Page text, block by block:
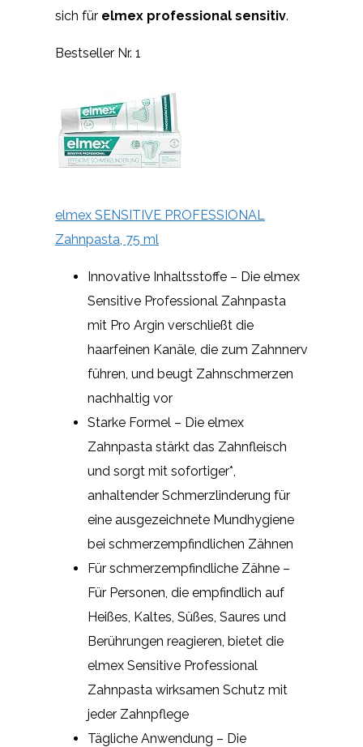
sich für elmex professional sensitiv.
Bestseller Nr. 1
elmex SENSITIVE PROFESSIONAL
Zahnpasta, 75 ml
Innovative Inhaltsstoffe – Die elmex
Sensitive Professional Zahnpasta
mit Pro Argin verschließt die
haarfeinen Kanäle, die zum Zahnnerv
führen, und beugt Zahnschmerzen
nachhaltig vor
Starke Formel – Die elmex
Zahnpasta stärkt das Zahnfleisch
und sorgt mit sofortiger*,
anhaltender Schmerzlinderung für
eine ausgezeichnete Mundhygiene
bei schmerzempfindlichen Zähnen
Für schmerzempfindliche Zähne –
Für Personen, die empfindlich auf
Heißes, Kaltes, Süßes, Saures und
Berührungen reagieren, bietet die
elmex Sensitive Professional
Zahnpasta wirksamen Schutz mit
jeder Zahnpflege
Tägliche Anwendung – Die